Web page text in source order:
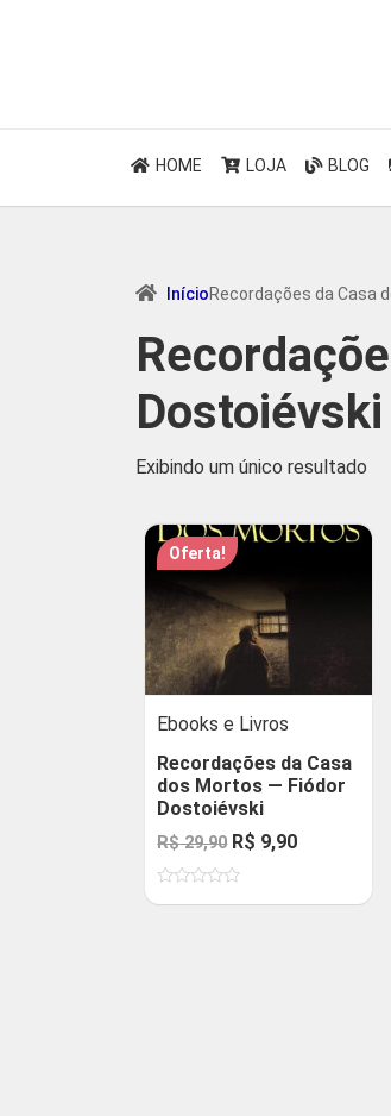
HOME LOJA BLOG
InícioRecordações da Casa
Dostoiévski
Exibindo um único resultado
Oferta!
Ebooks e Livros
Recordações da Casa
dos Mortos — Fiódor
Dostoiévski
R$29,90 O
preço
original
R$ 9,90O
atual